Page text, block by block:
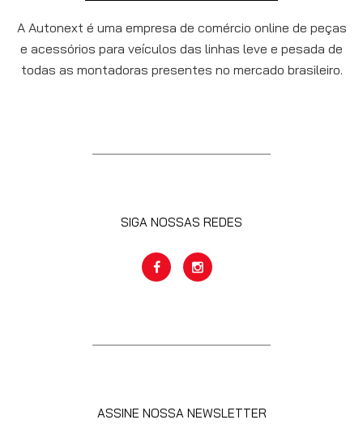
A Autonext é uma empresa de comércio online de peças
e acessórios para veículos das linhas leve e pesada de
todas as montadoras presentes no mercado brasileiro.
SIGA NOSSAS REDES
ASSINE NOSSA NEWSLETTER